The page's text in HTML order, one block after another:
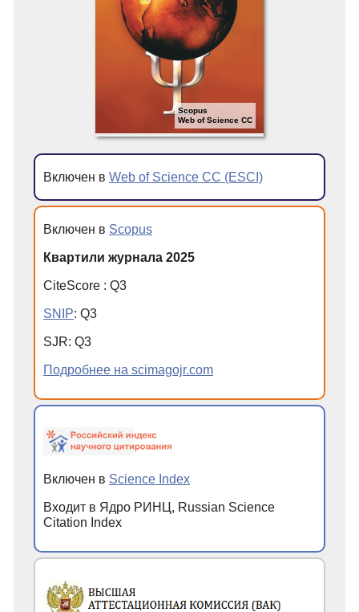
Scopus
Web of Science CC
Включен в Web of Science CC (ESCI)
Включен в Scopus
Квартили журнала 2025
CiteScore : Q3
SNIP: Q3
SJR: Q3
Подробнее на scimagojr.com
Включен в Science Index
Входит в Ядро РИНЦ, Russian Science
Citation Index